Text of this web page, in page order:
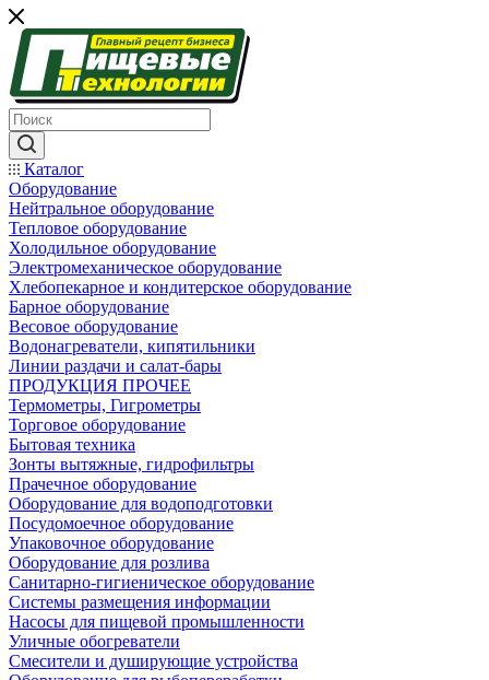
Каталог
Оборудование
Нейтральное оборудование
Тепловое оборудование
Холодильное оборудование
Электромеханическое оборудование
Хлебопекарное и кондитерское оборудование
Барное оборудование
Весовое оборудование
Водонагреватели, кипятильники
Линии раздачи и салат-бары
ПРОДУКЦИЯ ПРОЧЕЕ
Термометры, Гигрометры
Торговое оборудование
Бытовая техника
Зонты вытяжные, гидрофильтры
Прачечное оборудование
Оборудование для водоподготовки
Посудомоечное оборудование
Упаковочное оборудование
Оборудование для розлива
Санитарно-гигиеническое оборудование
Системы размещения информации
Насосы для пищевой промышленности
Уличные обогреватели
Смесители и душирующие устройства